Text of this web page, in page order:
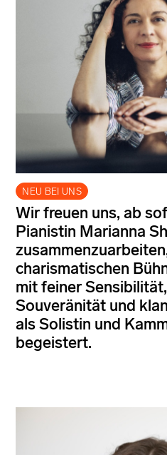
NEU BEI UNS
Wir freuen uns, ab
Pianistin Marianna
charismatischen
mit feiner
Souveränität und
als Solistin und
begeistert.